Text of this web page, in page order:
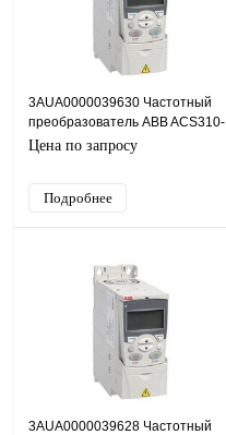
3AUA0000039630 Частотный
преобразователь ABB ACS310-
03E-06A2-4, 2,2кВт, 380В
Цена по запросу
Подробнее
3AUA0000039628 Частотный